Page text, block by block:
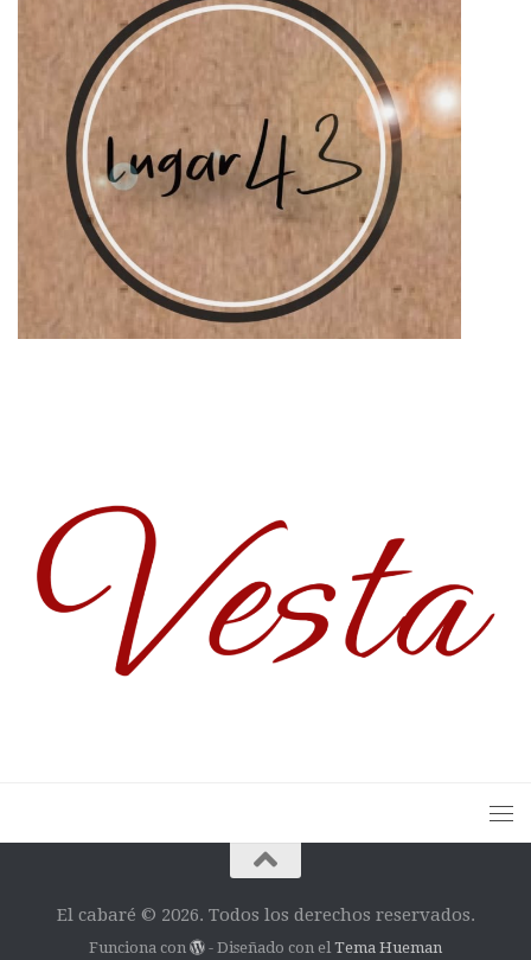
El cabaré © 2026. Todos los derechos reservados.
Funciona con - Diseñado con elTema Hueman